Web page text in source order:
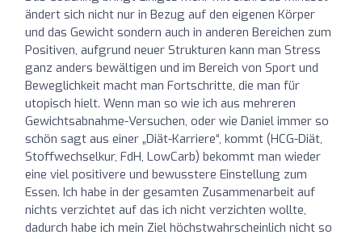
ändert sich nicht nur in Bezug auf den eigenen Körper
und das Gewicht sondern auch in anderen Bereichen zum
Positiven, aufgrund neuer Strukturen kann man Stress
ganz anders bewältigen und im Bereich von Sport und
Beweglichkeit macht man Fortschritte, die man für
utopisch hielt. Wenn man so wie ich aus mehreren
Gewichtsabnahme-Versuchen, oder wie Daniel immer so
schön sagt aus einer „Diät-Karriere“, kommt (HCG-Diät,
Stoffwechselkur, FdH, LowCarb) bekommt man wieder
eine viel positivere und bewusstere Einstellung zum
Essen. Ich habe in der gesamten Zusammenarbeit auf
nichts verzichtet auf das ich nicht verzichten wollte,
dadurch habe ich mein Ziel höchstwahrscheinlich nicht so